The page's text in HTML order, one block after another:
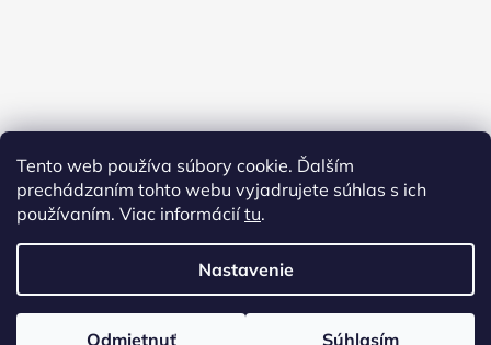
Tento web používa súbory cookie. Ďalším
prechádzaním tohto webu vyjadrujete súhlas s ich
používaním. Viac informáciítu.
Nastavenie
Odmietnuť Súhlasím
Vytvoril Shoptet